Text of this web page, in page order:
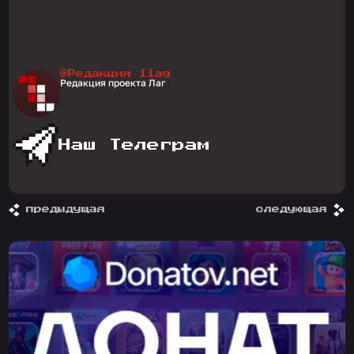
@Редакция 1lag
Редакция проекта Лаг
Наш Телеграм
предыдущая следующая